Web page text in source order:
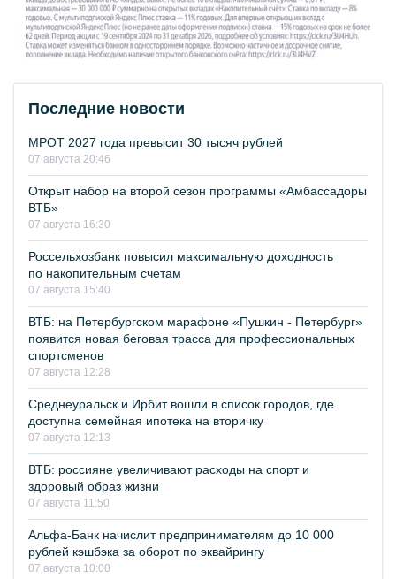
Последние новости
МРОТ 2027 года превысит 30 тысяч рублей
07 августа 20:46
Открыт набор на второй сезон программы «Амбассадоры
ВТБ»
07 августа 16:30
Россельхозбанк повысил максимальную доходность
по накопительным счетам
07 августа 15:40
ВТБ: на Петербургском марафоне «Пушкин - Петербург»
появится новая беговая трасса для профессиональных
спортсменов
07 августа 12:28
Среднеуральск и Ирбит вошли в список городов, где
доступна семейная ипотека на вторичку
07 августа 12:13
ВТБ: россияне увеличивают расходы на спорт и
здоровый образ жизни
07 августа 11:50
Альфа-Банк начислит предпринимателям до 10 000
рублей кэшбэка за оборот по эквайрингу
07 августа 10:00